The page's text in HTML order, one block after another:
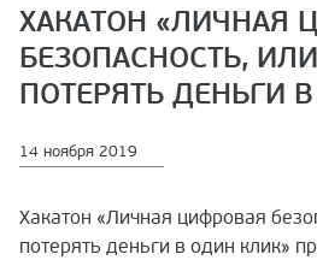
ХАКАТОН «ЛИЧНАЯ
БЕЗОПАСНОСТЬ,
ПОТЕРЯТЬ ДЕНЬГИ
14 ноября 2019
Хакатон «Личная цифровая
потерять деньги в один клик»